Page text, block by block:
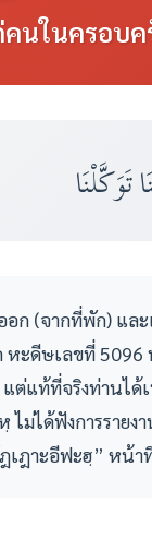
นในครอบค
تَوَكَّلْنَا
ก (จากที่พัก) แ
ะดีษเลขที่
ต่แท้ที่จริงท่านไ
ได้ฟังการราย
ฎาะอีฟะฮฺ” หน้า